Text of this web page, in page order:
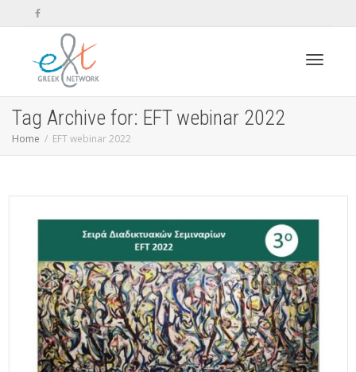
Tag Archive for: EFT webinar 2022
Home EFT webinar 2022